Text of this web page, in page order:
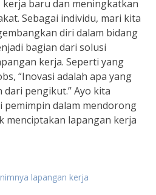
baru dan meningkatkan
Sebagai individu, mari kita
diri dalam bidang
bagian dari solusi
kerja. Seperti yang
“Inovasi adalah apa yang
pengikut.” Ayo kita
pemimpin dalam mendorong
menciptakan lapangan kerja
lapangan kerja